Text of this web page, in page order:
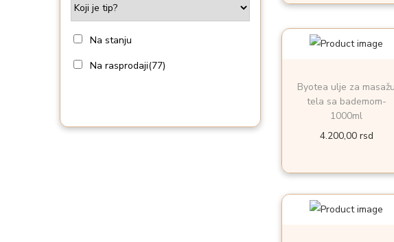
Byotea ulje za masažu
tela sa bademom-
1000ml
4.200,00 rsd
Na stanju
Na rasprodaji(77)